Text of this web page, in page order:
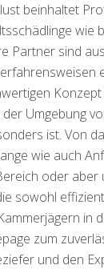
beinhaltet
wie
sind
Umgebung
ist. Von
wie auch
oder
sowohl
zum
und den